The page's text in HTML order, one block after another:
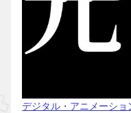
デジタル・アニメーシ